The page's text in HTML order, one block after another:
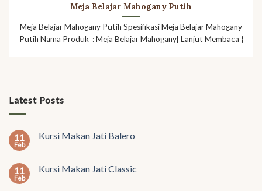
Latest Posts
11
Feb
Kursi Makan Jati Balero
11
Feb
Kursi Makan Jati Classic
Meja Belajar Mahogany Putih
Meja Belajar Mahogany Putih Spesifikasi Meja Belajar Mahogany
Putih Nama Produk : Meja Belajar Mahogany[ Lanjut Membaca }